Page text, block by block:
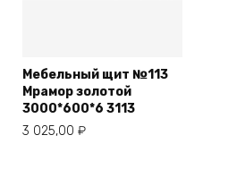
Мебельный щит №113
Мрамор золотой
3000*600*6 3113
3 025,00 ₽